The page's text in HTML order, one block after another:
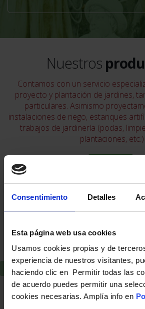
Consentimiento Detalles
Esta página web usa cookies
Usamos cookies propias y de
experiencia de nuestros visitantes,
haciendo clic en Permitir todas las
de acuerdo puedes permitir una
cookies necesarias. Amplía info en
Nuestros
Contamos con un servicio
proyecto y plantación de jardines,
particulares. Asimismo
instalaciones de riego, estanques
trabajos de jardinería (podas,
plantaciones, etc.)